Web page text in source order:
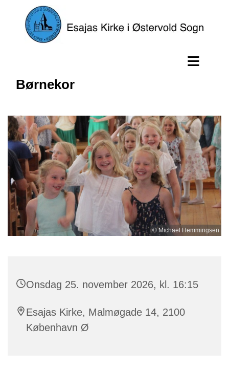
Børnekor
© Michael Hemmingsen
Onsdag 25. november 2026, kl. 16:15
Esajas Kirke, Malmøgade 14, 2100
København Ø